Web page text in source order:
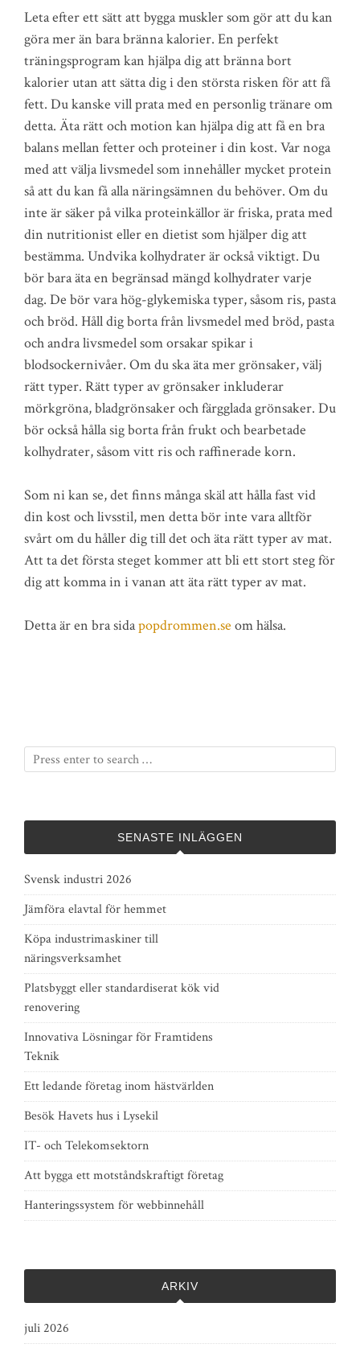
Leta efter ett sätt att bygga muskler som gör att du kan
göra mer än bara bränna kalorier. En perfekt
träningsprogram kan hjälpa dig att bränna bort
kalorier utan att sätta dig i den största risken för att få
fett. Du kanske vill prata med en personlig tränare om
detta. Äta rätt och motion kan hjälpa dig att få en bra
balans mellan fetter och proteiner i din kost. Var noga
med att välja livsmedel som innehåller mycket protein
så att du kan få alla näringsämnen du behöver. Om du
inte är säker på vilka proteinkällor är friska, prata med
din nutritionist eller en dietist som hjälper dig att
bestämma. Undvika kolhydrater är också viktigt. Du
bör bara äta en begränsad mängd kolhydrater varje
dag. De bör vara hög-glykemiska typer, såsom ris, pasta
och bröd. Håll dig borta från livsmedel med bröd, pasta
och andra livsmedel som orsakar spikar i
blodsockernivåer. Om du ska äta mer grönsaker, välj
rätt typer. Rätt typer av grönsaker inkluderar
mörkgröna, bladgrönsaker och färgglada grönsaker. Du
bör också hålla sig borta från frukt och bearbetade
kolhydrater, såsom vitt ris och raffinerade korn.
Som ni kan se, det finns många skäl att hålla fast vid
din kost och livsstil, men detta bör inte vara alltför
svårt om du håller dig till det och äta rätt typer av mat.
Att ta det första steget kommer att bli ett stort steg för
dig att komma in i vanan att äta rätt typer av mat.
Detta är en bra sidapopdrommen.se om hälsa.
SENASTE INLÄGGEN
Svensk industri 2026
Jämföra elavtal för hemmet
Köpa industrimaskiner till
näringsverksamhet
Platsbyggt eller standardiserat kök vid
renovering
Innovativa Lösningar för Framtidens
Teknik
Ett ledande företag inom hästvärlden
Besök Havets hus i Lysekil
IT- och Telekomsektorn
Att bygga ett motståndskraftigt företag
Hanteringssystem för webbinnehåll
ARKIV
juli 2026